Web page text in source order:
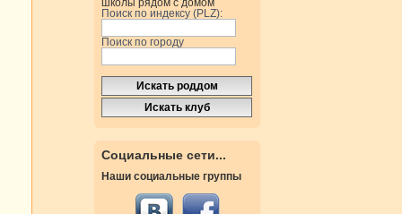
школы рядом с домом
Поиск по индексу (PLZ):
Поиск по городу
Социальные сети...
Наши социальные группы